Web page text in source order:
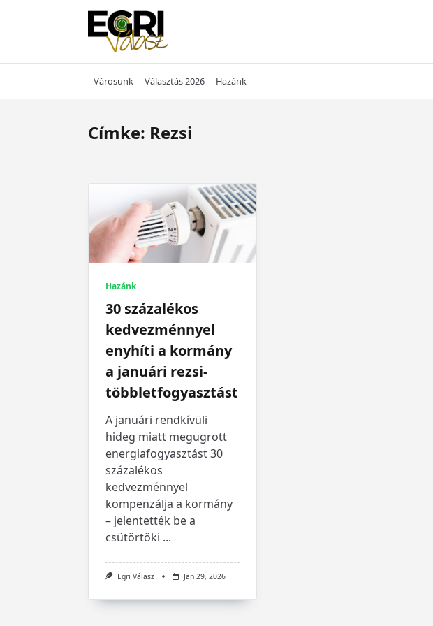
Városunk Választás 2026 Hazánk
Címke: Rezsi
Hazánk
30 százalékos
kedvezménnyel
enyhíti a kormány
a januári rezsi-
többletfogyasztást
A januári rendkívüli
hideg miatt megugrott
energiafogyasztást 30
százalékos
kedvezménnyel
kompenzálja a kormány
– jelentették be a
csütörtöki ...
Egri Válasz Jan 29, 2026